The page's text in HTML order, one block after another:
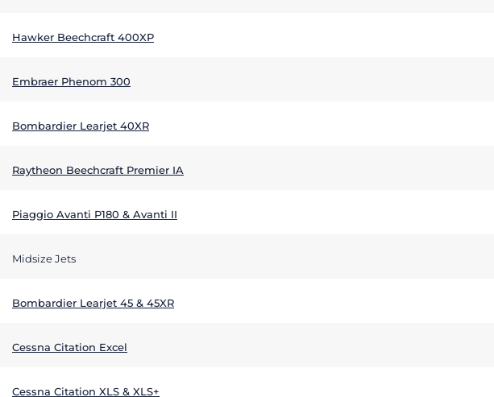
Hawker Beechcraft 400XP
Embraer Phenom 300
Bombardier Learjet 40XR
Raytheon Beechcraft Premier IA
Piaggio Avanti P180 & Avanti II
Midsize Jets
Bombardier Learjet 45 & 45XR
Cessna Citation Excel
Cessna Citation XLS & XLS+